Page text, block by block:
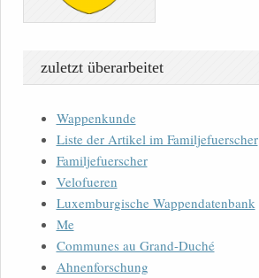
zuletzt überarbeitet
Wappenkunde
Liste der Artikel im Familjefuerscher
Familjefuerscher
Velofueren
Luxemburgische Wappendatenbank
Me
Communes au Grand-Duché
Ahnenforschung